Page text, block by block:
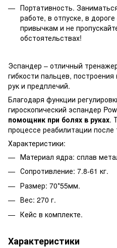
Портативность.
работе, в отпуске, в
привычкам и не
обстоятельствах!
Эспандер – отличный
гибкости пальцев,
рук и предплечий.
Благодаря функции
гироскопический эспандер
помощник при болях в руках.
процессе реабилитации
Характеристики:
Материал ядра: сплав
Сопротивление: 7.8-61 кг.
Размер: 70*55мм.
Вес: 270 г.
Кейс в комплекте.
Характеристики